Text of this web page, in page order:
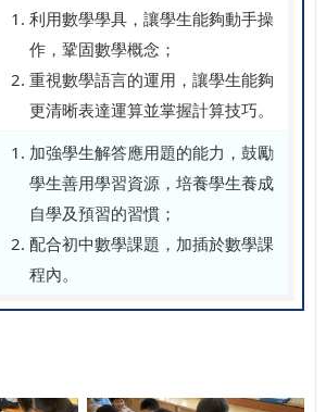
利用數學學具，讓學生能夠動手操
作，鞏固數學概念；
重視數學語言的運用，讓學生能夠
更清晰表達運算並掌握計算技巧。
加強學生解答應用題的能力，鼓勵
學生善用學習資源，培養學生養成
自學及預習的習慣；
配合初中數學課題，加插於數學課
程內。